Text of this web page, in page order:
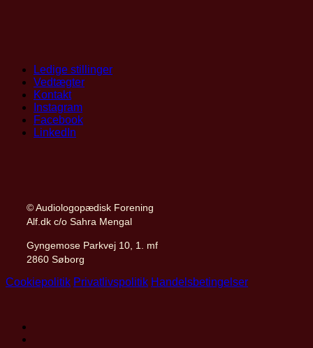
Ledige stillinger
Vedtægter
Kontakt
Instagram
Facebook
LinkedIn
© Audiologopædisk Forening
Alf.dk c/o Sahra Mengal
Gyngemose Parkvej 10, 1. mf
2860 Søborg
Cookiepolitik Privatlivspolitik Handelsbetingelser